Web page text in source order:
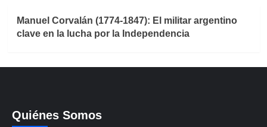
Manuel Corvalán (1774-1847): El militar argentino
clave en la lucha por la Independencia
Quiénes Somos